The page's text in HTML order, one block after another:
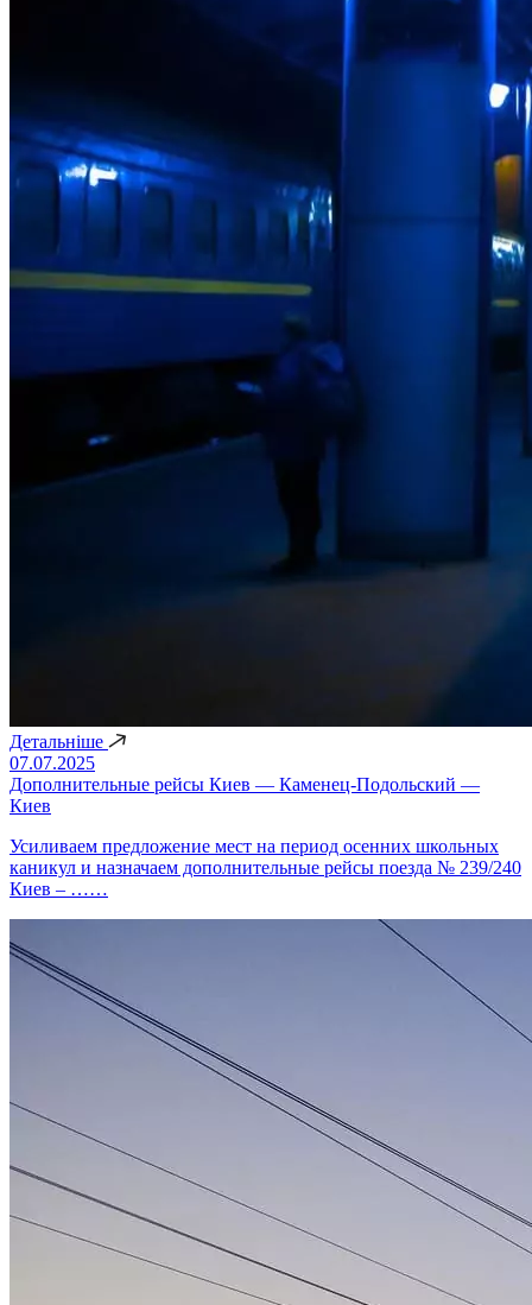
Детальніше
07.07.2025
Дополнительные рейсы Киев — Каменец-Подольский —
Киев
Усиливаем предложение мест на период осенних школьных
каникул и назначаем дополнительные рейсы поезда № 239/240
Киев – ……